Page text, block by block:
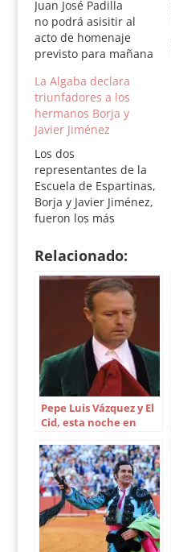
Juan José Padilla
no podrá asisitir al
acto de homenaje
previsto para mañana
motivo del comienzo
de los festejos
tradicionales en la
plaza de carros. El
torero jerezano actúa
en Nimes y su
presencia es
imposible. El diestro,
que fue nobrado
La Algaba declara
triunfadores a los
hermanos Borja y
Javier Jiménez
Los dos
representantes de la
Escuela de Espartinas,
Borja y Javier Jiménez,
fueron los más
de noveles en opinión
del jurado, además de
la novillera Conchi
Ríos El Ayuntamiento
de La Algaba ha
fallado los premios
correspondientes a la
Feria Taurina de esta
localidad, celebrada
la…
Relacionado:
Pepe Luis Vázquez y El
Cid, esta noche en